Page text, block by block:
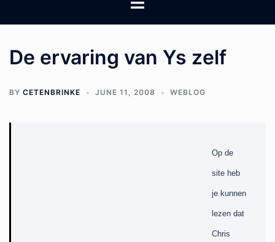
menu
De ervaring van Ys zelf
BY CETENBRINKE JUNE 11, 2008 WEBLOG
Op de
site heb
je kunnen
lezen dat
Chris